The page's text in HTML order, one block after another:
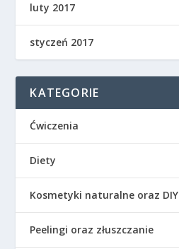
luty 2017
styczeń 2017
KATEGORIE
Ćwiczenia
Diety
Kosmetyki naturalne oraz DIY
Peelingi oraz złuszczanie